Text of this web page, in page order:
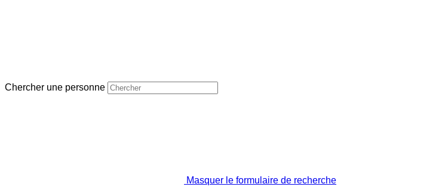
Chercher une personne
Masquer le formulaire de recherche